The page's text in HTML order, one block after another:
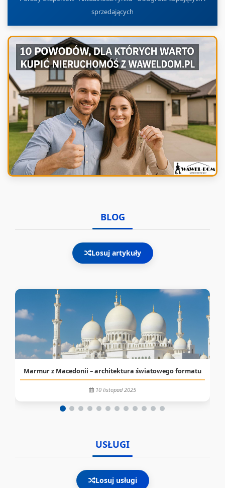
sprzedających
BLOG
Losuj artykuły
Marmur z Macedonii – architektura światowego formatu
10 listopad 2025
USŁUGI
Losuj usługi